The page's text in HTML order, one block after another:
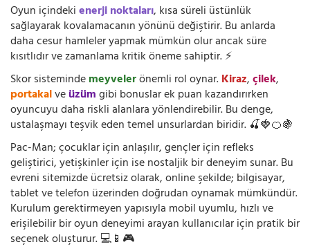
Oyun içindekienerji noktaları, kısa süreli üstünlük
sağlayarak kovalamacanın yönünü değiştirir. Bu anlarda
daha cesur hamleler yapmak mümkün olur ancak süre
kısıtlıdır ve zamanlama kritik öneme sahiptir. ⚡
Skor sistemindemeyvelerönemli rol oynar.Kiraz,çilek,
portakalveüzümgibi bonuslar ek puan kazandırırken
oyuncuyu daha riskli alanlara yönlendirebilir. Bu denge,
ustalaşmayı teşvik eden temel unsurlardan biridir. 🍒🍓🍊🍇
Pac-Man; çocuklar için anlaşılır, gençler için refleks
geliştirici, yetişkinler için ise nostaljik bir deneyim sunar. Bu
evreni sitemizde ücretsiz olarak, online şekilde; bilgisayar,
tablet ve telefon üzerinden doğrudan oynamak mümkündür.
Kurulum gerektirmeyen yapısıyla mobil uyumlu, hızlı ve
erişilebilir bir oyun deneyimi arayan kullanıcılar için pratik bir
seçenek oluşturur. 💻📱🎮